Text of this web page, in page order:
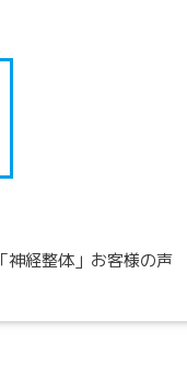
「神経整体」お客様の声